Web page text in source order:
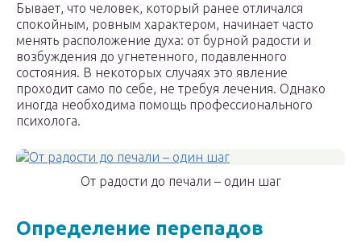
Бывает, что человек, который ранее отличался
спокойным, ровным характером, начинает часто
менять расположение духа: от бурной радости и
возбуждения до угнетенного, подавленного
состояния. В некоторых случаях это явление
проходит само по себе, не требуя лечения. Однако
иногда необходима помощь профессионального
психолога.
От радости до печали – один шаг
Определение перепадов